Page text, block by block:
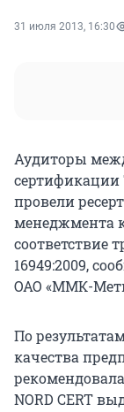
31 июля 2013, 16:30
Аудиторы
сертификации
провели
менеджмента
соответствие
16949:2009,
ОАО «ММК-
По
качества
NORD CERT